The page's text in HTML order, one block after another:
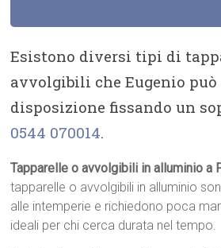
Esistono diversi tipi di
avvolgibili che Eugenio
disposizione fissando un
0544 070014.
Tapparelle o avvolgibili in alluminio a
tapparelle o avvolgibili in alluminio
alle intemperie e richiedono poca
ideali per chi cerca durata nel tempo.